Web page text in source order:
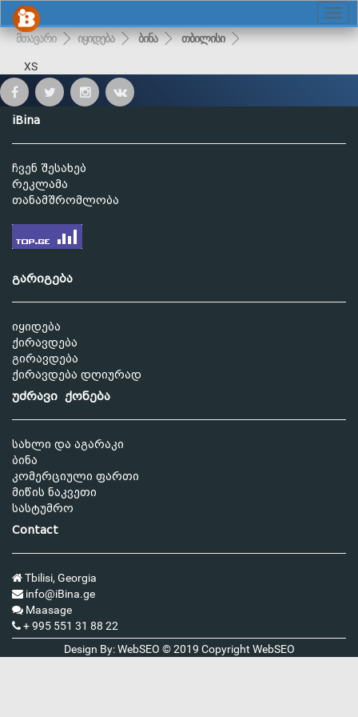
მთავარი იყიდება ბინა თბილისი
XS
iBina
ჩვენ შესახებ
რეკლამა
თანამშრომლობა
გარიგება
იყიდება
ქირავდება
გირავდება
ქირავდება დღიურად
უძრავი ქონება
სახლი და აგარაკი
ბინა
კომერციული ფართი
მიწის ნაკვეთი
სასტუმრო
Contact
Tbilisi, Georgia
info@iBina.ge
Maasage
+ 995 551 31 88 22
Design By: WebSEO © 2019 Copyright WebSEO